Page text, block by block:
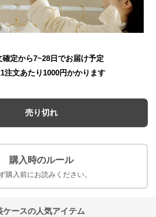
確定から7~28日でお届け予定
注文あたり 1000円かかります
売り切れ
購入時のルール
購入前にお読みください。
ケースの人気アイテム